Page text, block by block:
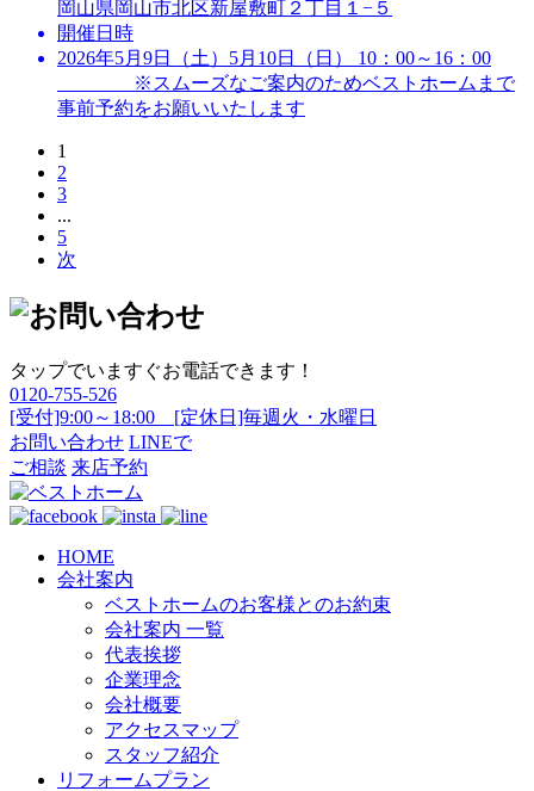
岡山県岡山市北区新屋敷町２丁目１−５
開催日時
2026年5月9日（土）5月10日（日） 10：00～16：00
※スムーズなご案内のためベストホームまで
事前予約をお願いいたします
1
2
3
...
5
次
タップでいますぐお電話できます！
0120-755-526
[受付]9:00～18:00 [定休日]毎週火・水曜日
お問い合わせ LINEで
ご相談 来店予約
HOME
会社案内
ベストホームのお客様とのお約束
会社案内 一覧
代表挨拶
企業理念
会社概要
アクセスマップ
スタッフ紹介
リフォームプラン